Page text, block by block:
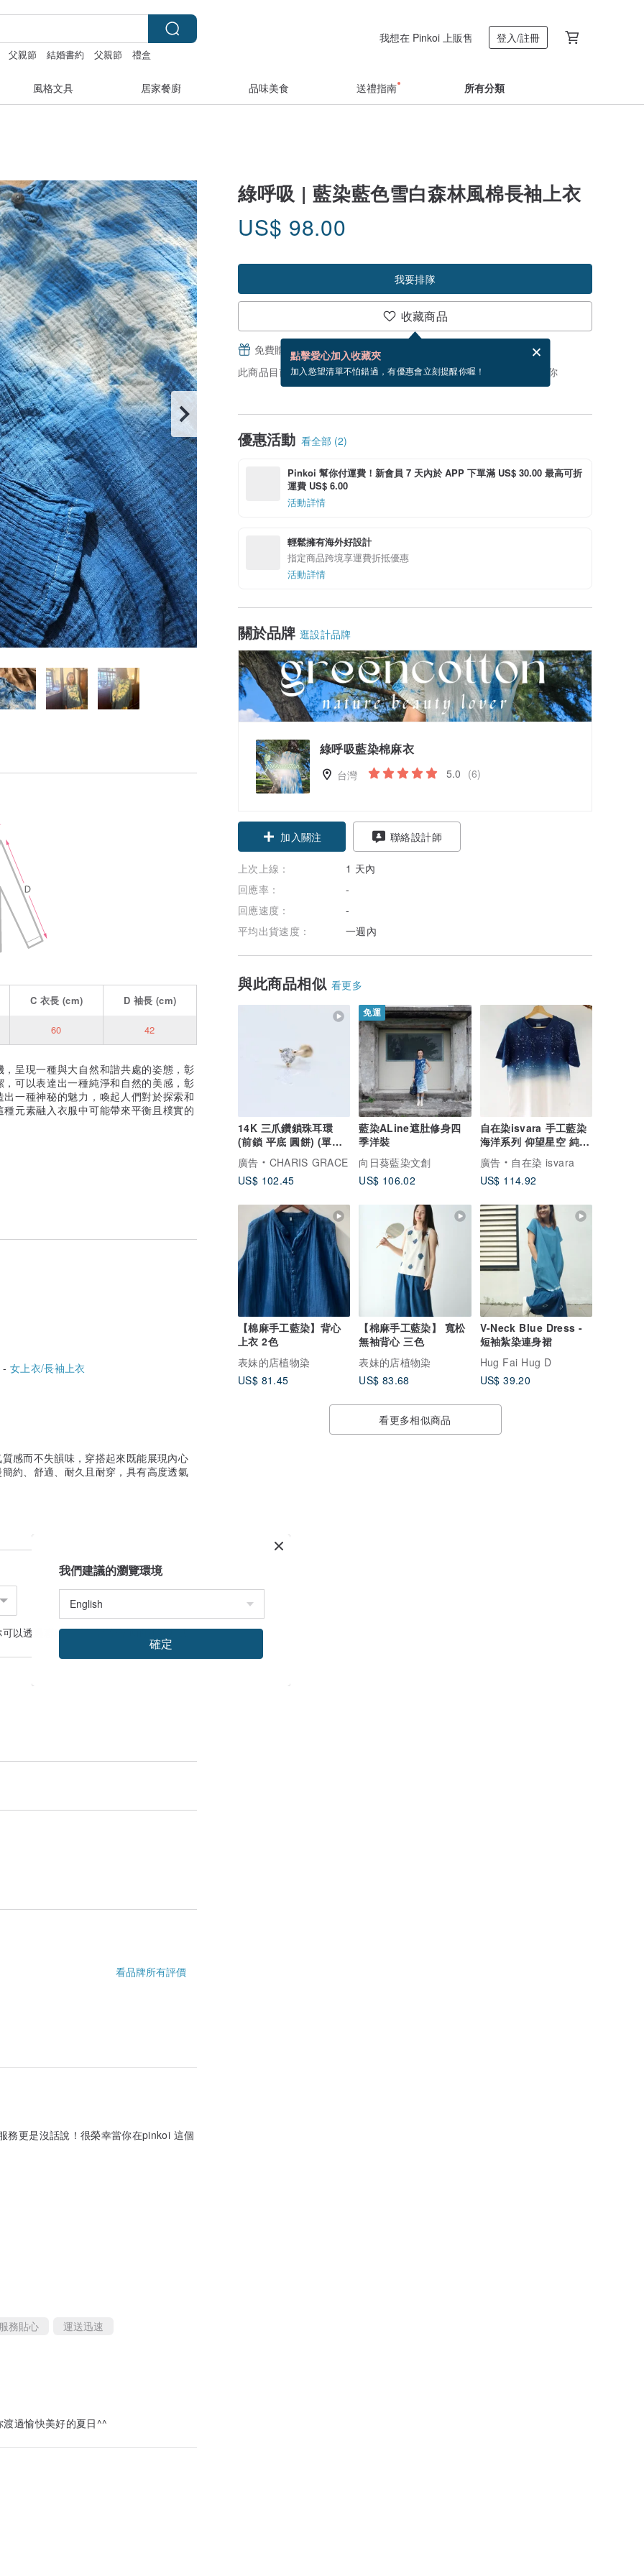
父親節 結婚書約 父親節 禮盒
我想在 Pinkoi 上販售 登入/註冊
風格文具 居家餐廚 品味美食 送禮指南 所有分類
綠呼吸 | 藍染藍色雪白森林風棉長袖上衣
US$ 98.00
我要排隊
收藏商品
點擊愛心加入收藏夾
加入慾望清單不怕錯過，有優惠會立刻提醒你喔！
免費贈送電子賀卡，結帳完成後填寫
此商品目前沒現貨，你可以按「我要排隊」，當有貨會主動發信通知你
優惠活動 看全部 (2)
Pinkoi 幫你付運費！新會員 7 天內於 APP 下單滿 US$ 30.00 最高可折
運費 US$ 6.00
活動詳情
輕鬆擁有海外好設計
指定商品跨境享運費折抵優惠
活動詳情
關於品牌 逛設計品牌
綠呼吸藍染棉麻衣
台灣 5.0 (6)
加入關注 聯絡設計師
上次上線：
1 天內
回應率：
-
回應速度：
-
平均出貨速度：
一週內
與此商品相似 看更多
14K 三爪鑽鎖珠耳環
(前鎖 平底 圓餅) (單個)
耳骨 耳窩 不褪色
廣告
CHARIS GRACE
US$ 102.45
免運
藍染ALine遮肚修身四
季洋裝
向日葵藍染文創
US$ 106.02
自在染isvara 手工藍染
海洋系列 仰望星空 純棉
T-shirt
廣告
自在染 isvara
US$ 114.92
【棉麻手工藍染】背心
上衣 2色
表妹的店植物染
US$ 81.45
【棉麻手工藍染】 寬松
無袖背心 三色
表妹的店植物染
US$ 83.68
V-Neck Blue Dress -
短袖紮染連身裙
Hug Fai Hug D
US$ 39.20
看更多相似商品
C 衣長 (cm) D 袖長 (cm)
60 42
呈現一種與大自然和諧共處的姿態，彰
可以表達出一種純淨和自然的美感，彰
一種神秘的魅力，喚起人們對於探索和
元素融入衣服中可能帶來平衡且樸實的
-女上衣/長袖上衣
感而不失韻味，穿搭起來既能展現內心
約、舒適、耐久且耐穿，具有高度透氣
以透過 聯絡設計師討論合適的運送方式
看品牌所有評價
務更是沒話說！很榮幸當你在pinkoi 這個
務貼心 運送迅速
過愉快美好的夏日^^
我們建議的瀏覽環境
確定